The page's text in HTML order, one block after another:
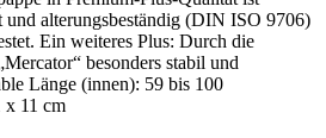
und alterungsbeständig (DIN ISO 9706)
Ein weiteres Plus: Durch die
besonders stabil und
Länge (innen): 59 bis 100
x 11 cm